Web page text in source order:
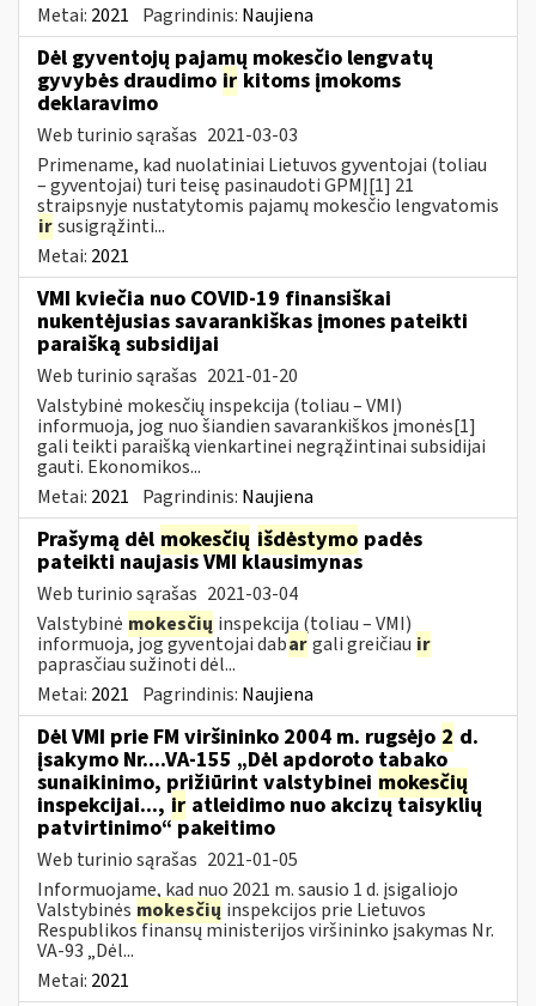
Metai: 2021 Pagrindinis: Naujiena
Dėl gyventojų pajamų mokesčio lengvatų
gyvybės draudimo ir kitoms įmokoms
deklaravimo
Web turinio sąrašas 2021-03-03
Primename, kad nuolatiniai Lietuvos gyventojai (toliau
– gyventojai) turi teisę pasinaudoti GPMĮ[1] 21
straipsnyje nustatytomis pajamų mokesčio lengvatomis
irsusigrąžinti...
Metai: 2021
VMI kviečia nuo COVID-19 finansiškai
nukentėjusias savarankiškas įmones pateikti
paraišką subsidijai
Web turinio sąrašas 2021-01-20
Valstybinė mokesčių inspekcija (toliau – VMI)
informuoja, jog nuo šiandien savarankiškos įmonės[1]
gali teikti paraišką vienkartinei negrąžintinai subsidijai
gauti. Ekonomikos...
Metai: 2021 Pagrindinis: Naujiena
Prašymą dėl mokesčių išdėstymo padės
pateikti naujasis VMI klausimynas
Web turinio sąrašas 2021-03-04
Valstybinė mokesčių inspekcija (toliau – VMI)
informuoja, jog gyventojai dabargali greičiau ir
paprasčiau sužinoti dėl...
Metai: 2021 Pagrindinis: Naujiena
Dėl VMI prie FM viršininko 2004 m. rugsėjo 2 d.
įsakymo Nr....VA-155 „Dėl apdoroto tabako
sunaikinimo, prižiūrint valstybinei mokesčių
inspekcijai..., ir atleidimo nuo akcizų taisyklių
patvirtinimo“ pakeitimo
Web turinio sąrašas 2021-01-05
Informuojame, kad nuo 2021 m. sausio 1 d. įsigaliojo
Valstybinės mokesčių inspekcijos prie Lietuvos
Respublikos finansų ministerijos viršininko įsakymas Nr.
VA-93 „Dėl...
Metai: 2021